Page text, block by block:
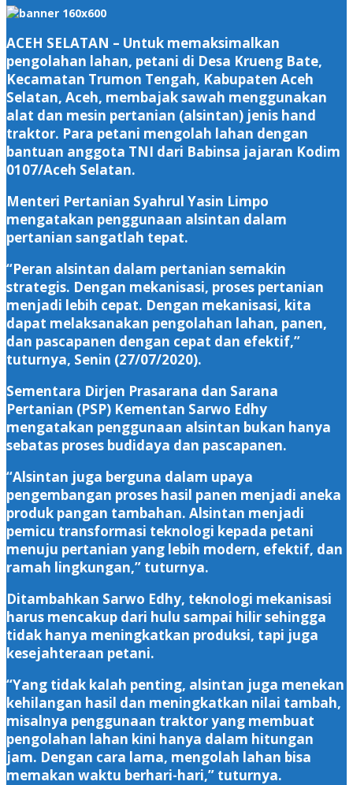
ACEH SELATAN – Untuk memaksimalkan
pengolahan lahan, petani di Desa Krueng Bate,
Kecamatan Trumon Tengah, Kabupaten Aceh
Selatan, Aceh, membajak sawah menggunakan
alat dan mesin pertanian (alsintan) jenis hand
traktor. Para petani mengolah lahan dengan
bantuan anggota TNI dari Babinsa jajaran Kodim
0107/Aceh Selatan.
Menteri Pertanian Syahrul Yasin Limpo
mengatakan penggunaan alsintan dalam
pertanian sangatlah tepat.
“Peran alsintan dalam pertanian semakin
strategis. Dengan mekanisasi, proses pertanian
menjadi lebih cepat. Dengan mekanisasi, kita
dapat melaksanakan pengolahan lahan, panen,
dan pascapanen dengan cepat dan efektif,”
tuturnya, Senin (27/07/2020).
Sementara Dirjen Prasarana dan Sarana
Pertanian (PSP) Kementan Sarwo Edhy
mengatakan penggunaan alsintan bukan hanya
sebatas proses budidaya dan pascapanen.
“Alsintan juga berguna dalam upaya
pengembangan proses hasil panen menjadi aneka
produk pangan tambahan. Alsintan menjadi
pemicu transformasi teknologi kepada petani
menuju pertanian yang lebih modern, efektif, dan
ramah lingkungan,” tuturnya.
Ditambahkan Sarwo Edhy, teknologi mekanisasi
harus mencakup dari hulu sampai hilir sehingga
tidak hanya meningkatkan produksi, tapi juga
kesejahteraan petani.
“Yang tidak kalah penting, alsintan juga menekan
kehilangan hasil dan meningkatkan nilai tambah,
misalnya penggunaan traktor yang membuat
pengolahan lahan kini hanya dalam hitungan
jam. Dengan cara lama, mengolah lahan bisa
memakan waktu berhari-hari,” tuturnya.